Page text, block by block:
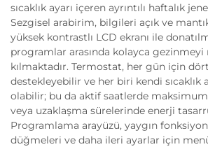
sıcaklık ayarı içeren ayrıntılı haftalık
Sezgisel arabirim, bilgileri açık ve
yüksek kontrastlı LCD ekranı ile
programlar arasında kolayca
kılmaktadır. Termostat, her gün için
destekleyebilir ve her biri kendi sıcaklık
olabilir; bu da aktif saatlerde
veya uzaklaşma sürelerinde enerji
Programlama arayüzü, yaygın
düğmeleri ve daha ileri ayarlar için